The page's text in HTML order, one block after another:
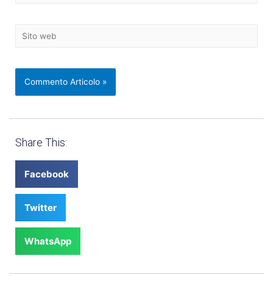
Share This:
Facebook
Twitter
WhatsApp